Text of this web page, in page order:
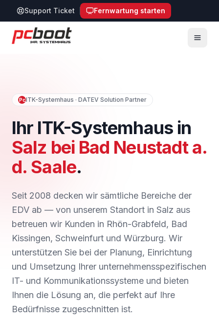
Support Ticket Fernwartung starten
Zum Hauptinhalt springen
PcITK-Systemhaus · DATEV Solution Partner
Ihr ITK-Systemhaus in
Salz bei Bad Neustadt a.
d. Saale.
Seit 2008 decken wir sämtliche Bereiche der
EDV ab — von unserem Standort in Salz aus
betreuen wir Kunden in Rhön-Grabfeld, Bad
Kissingen, Schweinfurt und Würzburg. Wir
unterstützen Sie bei der Planung, Einrichtung
und Umsetzung Ihrer unternehmensspezifischen
IT- und Kommunikationssysteme und bieten
Ihnen die Lösung an, die perfekt auf Ihre
Bedürfnisse zugeschnitten ist.